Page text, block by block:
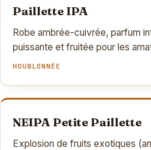
Paillette IPA
Robe ambrée-cuivrée, parfum
puissante et fruitée pour les
HOUBLONNÉE
NEIPA Petite Paillette
Explosion de fruits exotiques